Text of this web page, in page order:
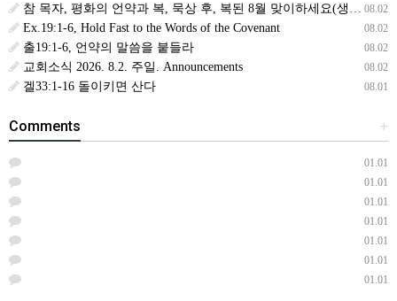
08.02
참 목자, 평화의 언약과 복, 묵상 후, 복된 8월 맞이하세요(생삶,3,월) *예수생명 내생명 우리생명!
08.02
Ex.19:1-6, Hold Fast to the Words of the Covenant
08.02
출19:1-6, 언약의 말씀을 붙들라
08.02
교회소식 2026. 8.2. 주일. Announcements
08.01
겔33:1-16 돌이키면 산다
+
Comments
01.01
01.01
01.01
01.01
01.01
01.01
01.01